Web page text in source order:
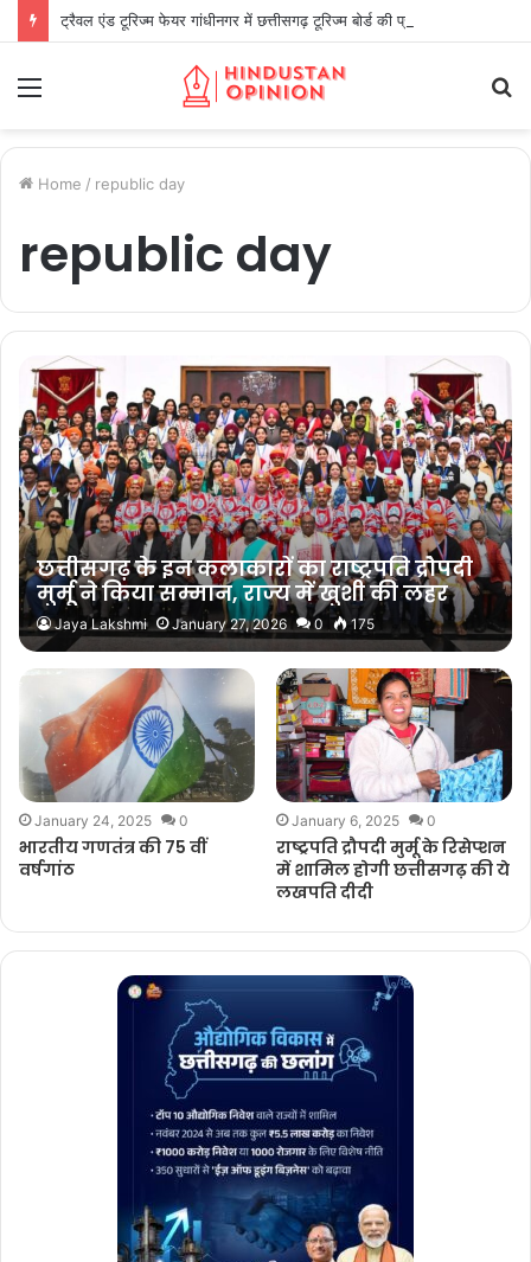
Home / republic day
republic day
छत्तीसगढ़ के इन कलाकारों का राष्ट्रपति द्रौपदी
मुर्मू ने किया सम्मान, राज्य में खुशी की लहर
Jaya Lakshmi January 27, 2026 0 175
January 24, 2025 0
भारतीय गणतंत्र की 75 वीं
वर्षगांठ
January 6, 2025 0
राष्ट्रपति द्रौपदी मुर्मू के रिसेप्शन
में शामिल होगी छत्तीसगढ़ की ये
लखपति दीदी